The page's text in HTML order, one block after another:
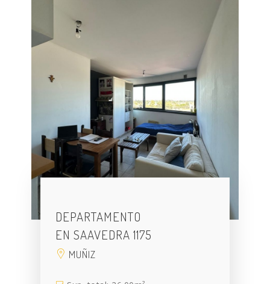
DEPARTAMENTO
EN SAAVEDRA 1175
MUÑIZ